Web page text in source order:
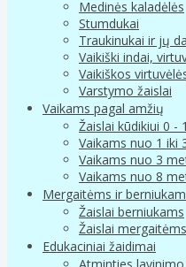
Medinės kaladėlės
Stumdukai
Traukinukai ir jų
Vaikiški indai,
Vaikiškos
Varstymo žaislai
Vaikams pagal amžių
Žaislai kūdikiui 0 -
Vaikams nuo 1 iki
Vaikams nuo 3
Vaikams nuo 8
Mergaitėms ir
Žaislai berniukams
Žaislai mergaitėms
Edukaciniai žaidimai
Atminties